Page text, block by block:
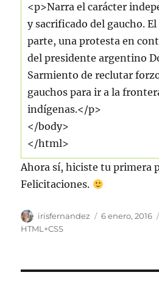
<p>Narra el carácter
y sacrificado del gaucho.
parte, una protesta en
del presidente argentino
Sarmiento de reclutar
gauchos para ir a la
indígenas.</p>
</body>
</html>
Ahora sí, hiciste tu primera
Felicitaciones.
Autor
irisfernandez
Publicado
6 enero, 2016
HTML+CSS